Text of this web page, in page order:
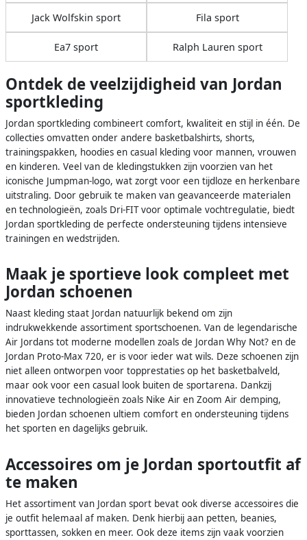
Jack Wolfskin sport Fila sport
Ea7 sport Ralph Lauren sport
Ontdek de veelzijdigheid van Jordan
sportkleding
Jordan sportkleding combineert comfort, kwaliteit en stijl in één. De
collecties omvatten onder andere basketbalshirts, shorts,
trainingspakken, hoodies en casual kleding voor mannen, vrouwen
en kinderen. Veel van de kledingstukken zijn voorzien van het
iconische Jumpman-logo, wat zorgt voor een tijdloze en herkenbare
uitstraling. Door gebruik te maken van geavanceerde materialen
en technologieën, zoals Dri-FIT voor optimale vochtregulatie, biedt
Jordan sportkleding de perfecte ondersteuning tijdens intensieve
trainingen en wedstrijden.
Maak je sportieve look compleet met
Jordan schoenen
Naast kleding staat Jordan natuurlijk bekend om zijn
indrukwekkende assortiment sportschoenen. Van de legendarische
Air Jordans tot moderne modellen zoals de Jordan Why Not? en de
Jordan Proto-Max 720, er is voor ieder wat wils. Deze schoenen zijn
niet alleen ontworpen voor topprestaties op het basketbalveld,
maar ook voor een casual look buiten de sportarena. Dankzij
innovatieve technologieën zoals Nike Air en Zoom Air demping,
bieden Jordan schoenen ultiem comfort en ondersteuning tijdens
het sporten en dagelijks gebruik.
Accessoires om je Jordan sportoutfit af
te maken
Het assortiment van Jordan sport bevat ook diverse accessoires die
je outfit helemaal af maken. Denk hierbij aan petten, beanies,
sporttassen, sokken en meer. Ook deze items zijn vaak voorzien